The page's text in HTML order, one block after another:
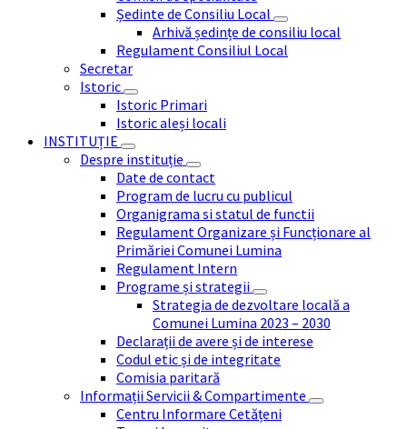
Ședinte de Consiliu Local
Arhivă ședințe de consiliu local
Regulament Consiliul Local
Secretar
Istoric
Istoric Primari
Istoric aleși locali
INSTITUȚIE
Despre instituție
Date de contact
Program de lucru cu publicul
Organigrama si statul de functii
Regulament Organizare și Funcționare al
Primăriei Comunei Lumina
Regulament Intern
Programe și strategii
Strategia de dezvoltare locală a
Comunei Lumina 2023 – 2030
Declarații de avere și de interese
Codul etic și de integritate
Comisia paritară
Informații Servicii & Compartimente
Centru Informare Cetățeni